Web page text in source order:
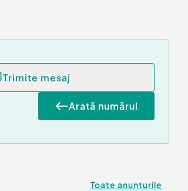
Trimite mesaj
Arată numărul
Toate anunturile